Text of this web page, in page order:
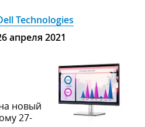
Technologies
апреля 2021
новый
27-